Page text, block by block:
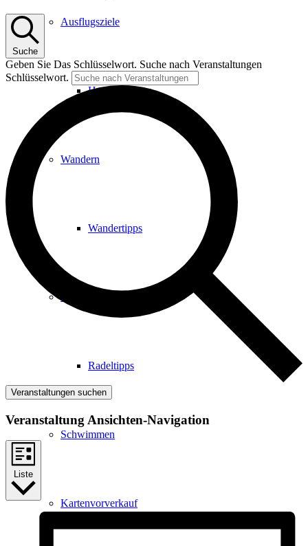
Ausflugsziele
Hardtbergturm
Wandern
Wandertipps
Radeltipps
Schwimmen
Kartenvorverkauf
Suche
Geben Sie Das Schlüsselwort. Suche nach Veranstaltungen
Schlüsselwort.
Veranstaltungen suchen
Veranstaltung Ansichten-Navigation
Liste